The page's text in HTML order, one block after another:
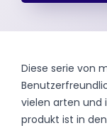
Diese serie von
vielen arten und
produkt ist in